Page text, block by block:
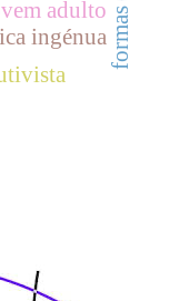
adulto
ingénua